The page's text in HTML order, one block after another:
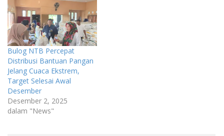
Bulog NTB Percepat
Distribusi Bantuan Pangan
Jelang Cuaca Ekstrem,
Target Selesai Awal
Desember
Desember 2, 2025
dalam "News"